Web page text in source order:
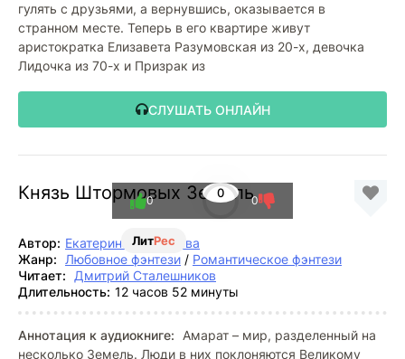
гулять с друзьями, а вернувшись, оказывается в
странном месте. Теперь в его квартире живут
аристократка Елизавета Разумовская из 20-х, девочка
Лидочка из 70-х и Призрак из
СЛУШАТЬ ОНЛАЙН
Князь Штормовых Земель
ЛитРес
0
0 0
Автор: Екатерина Соловьева
Жанр:
Любовное фэнтези / Романтическое фэнтези
Читает:
Дмитрий Сталешников
Длительность: 12 часов 52 минуты
Аннотация к аудиокниге:
Амарат – мир, разделенный на
несколько Земель. Люди в них поклоняются Великому